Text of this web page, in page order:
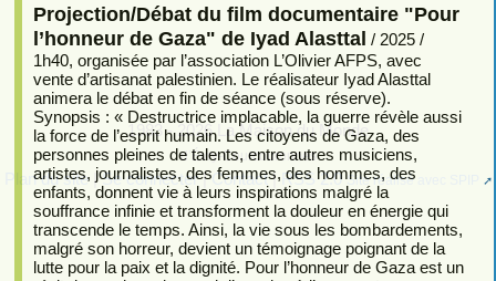
Projection/Débat du film documentaire "Pour
l’honneur de Gaza" de Iyad Alasttal / 2025 /
1h40, organisée par l’association L’Olivier AFPS, avec
vente d’artisanat palestinien. Le réalisateur Iyad Alasttal
animera le débat en fin de séance (sous réserve).
Synopsis : « Destructrice implacable, la guerre révèle aussi
la force de l’esprit humain. Les citoyens de Gaza, des
personnes pleines de talents, entre autres musiciens,
artistes, journalistes, des femmes, des hommes, des
enfants, donnent vie à leurs inspirations malgré la
souffrance infinie et transforment la douleur en énergie qui
transcende le temps. Ainsi, la vie sous les bombardements,
malgré son horreur, devient un témoignage poignant de la
lutte pour la paix et la dignité. Pour l’honneur de Gaza est un
1983 - 2026 La Maison du Monde
d’Évry-Courcouronnes
Plan du site|Se connecter|Contact| RSS 2.0 Site réalisé avec SPIP